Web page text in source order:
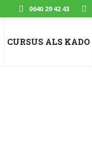
0640 29 42 43
CURSUS ALS KADO